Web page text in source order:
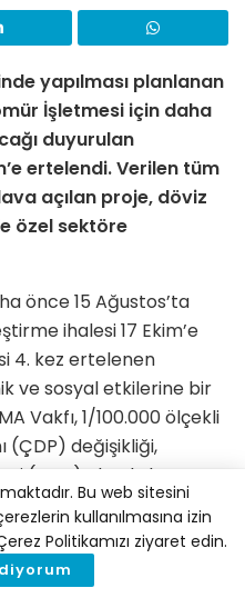
yapılması planlanan
İşletmesi için daha
duyurulan
ertelendi. Verilen tüm
açılan proje, döviz
özel sektöre
önce 15 Ağustos’ta
ihalesi 17 Ekim’e
4. kez ertelenen
ve sosyal etkilerine bir
Vakfı, 1/100.000 ölçekli
(ÇDP) değişikliği,
(ÇED) olumlu kararı ve
kararı hakkında dava
seçimi sürecindeki
ve hatalarına
Bu web sitesini
kullanılmasına izin
Politikamızı ziyaret edin.